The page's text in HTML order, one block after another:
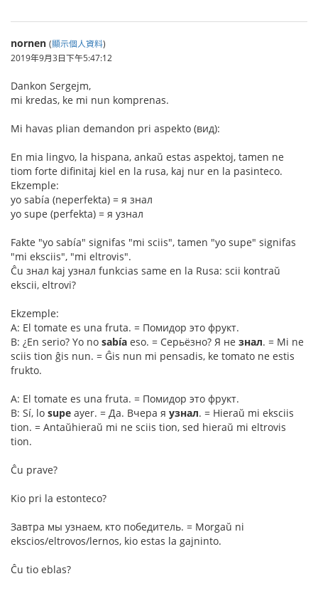
nornen (顯示個人資料)
2019年9月3日下午5:47:12
Dankon Sergejm,
mi kredas, ke mi nun komprenas.
Mi havas plian demandon pri aspekto (вид):
En mia lingvo, la hispana, ankaŭ estas aspektoj, tamen ne
tiom forte difinitaj kiel en la rusa, kaj nur en la pasinteco.
Ekzemple:
yo sabía (neperfekta) = я знал
yo supe (perfekta) = я узнал
Fakte "yo sabía" signifas "mi sciis", tamen "yo supe" signifas
"mi eksciis", "mi eltrovis".
Ĉu знал kaj узнал funkcias same en la Rusa: scii kontraŭ
ekscii, eltrovi?
Ekzemple:
A: El tomate es una fruta. = Помидор это фрукт.
B: ¿En serio? Yo no sabía eso. = Серьёзно? Я не знал. = Mi ne
sciis tion ĝis nun. = Ĝis nun mi pensadis, ke tomato ne estis
frukto.
A: El tomate es una fruta. = Помидор это фрукт.
B: Sí, lo supe ayer. = Да. Вчера я узнал. = Hieraŭ mi eksciis
tion. = Antaŭhieraŭ mi ne sciis tion, sed hieraŭ mi eltrovis
tion.
Ĉu prave?
Kio pri la estonteco?
Завтра мы узнаем, кто победитель. = Morgaŭ ni
ekscios/eltrovos/lernos, kio estas la gajninto.
Ĉu tio eblas?